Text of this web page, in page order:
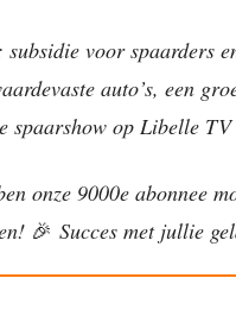
subsidie voor spaarders
auto’s, een
spaarshow op Libelle TV
onze 9000e abonnee
🎉 Succes met jullie